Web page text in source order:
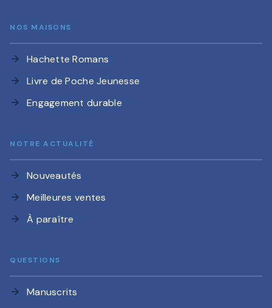
NOS MAISONS
arrow_forward Hachette Romans
arrow_forward Livre de Poche Jeunesse
arrow_forward Engagement durable
NOTRE ACTUALITÉ
arrow_forward Nouveautés
arrow_forward Meilleures ventes
arrow_forward À paraître
QUESTIONS
arrow_forward
Manuscrits